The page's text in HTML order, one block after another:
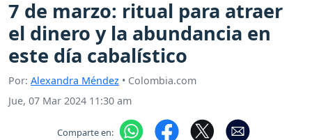
7 de marzo: ritual para atraer
el dinero y la abundancia en
este día cabalístico
Por: Alexandra Méndez • Colombia.com
Jue, 07 Mar 2024 11:30 am
Comparte en: